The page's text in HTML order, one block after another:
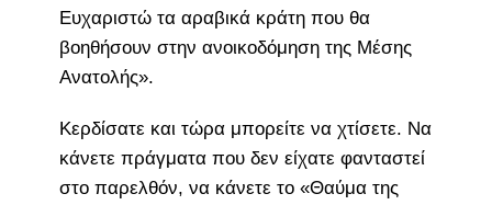
Ευχαριστώ τα αραβικά κράτη που θα
βοηθήσουν στην ανοικοδόμηση της Μέσης
Ανατολής».
Κερδίσατε και τώρα μπορείτε να χτίσετε. Να
κάνετε πράγματα που δεν είχατε φανταστεί
στο παρελθόν, να κάνετε το «Θαύμα της